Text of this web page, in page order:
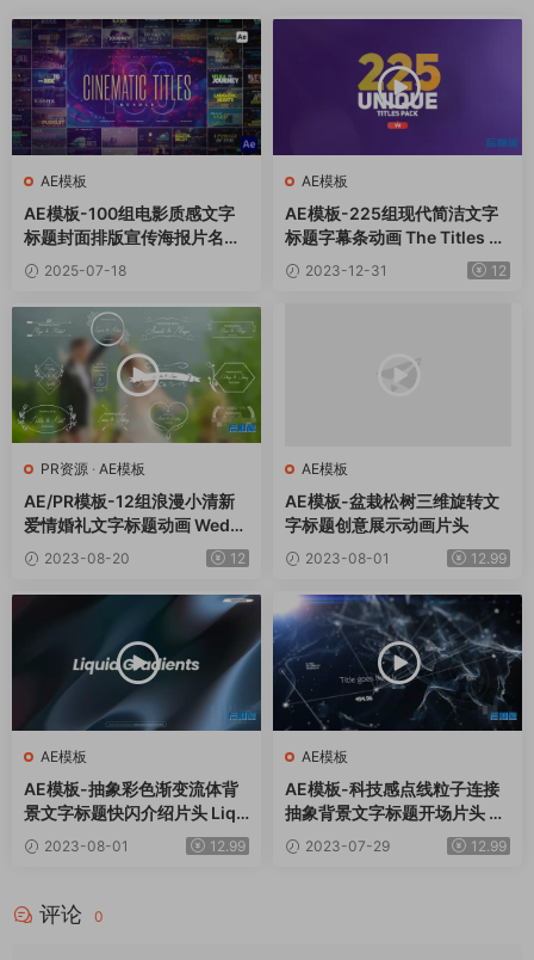
AE模板
AE模板-100组电影质感文字
标题封面排版宣传海报片名动
画 Cinematic Titles
2025-07-18
AE模板
AE模板-225组现代简洁文字
标题字幕条动画 The Titles V
4 2023-12-31 12
PR资源 · AE模板
AE/PR模板-12组浪漫小清新
爱情婚礼文字标题动画 Weddi
ng Titles
2023-08-20 12
AE模板
AE模板-盆栽松树三维旋转文
字标题创意展示动画片头
2023-08-01 12.99
AE模板
AE模板-抽象彩色渐变流体背
景文字标题快闪介绍片头 Liqu
id Gradients
2023-08-01 12.99
AE模板
AE模板-科技感点线粒子连接
抽象背景文字标题开场片头 Sc
ience Opener
2023-07-29 12.99
评论 0